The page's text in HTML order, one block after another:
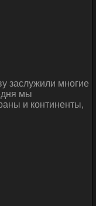
заслужили многие
мы
и континенты,